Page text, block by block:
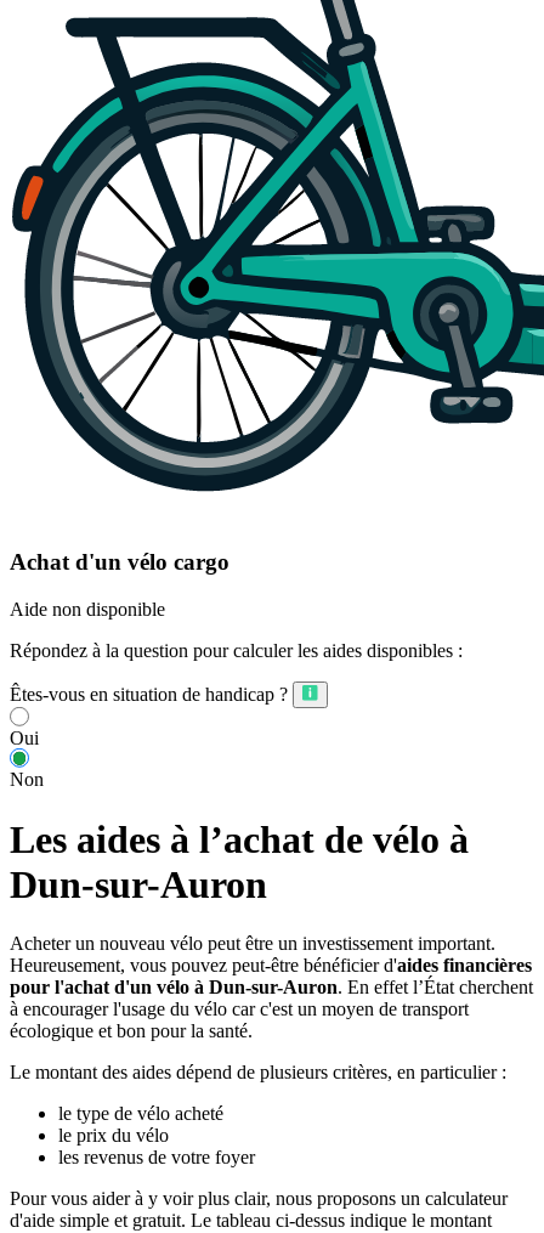
Achat d'un vélo cargo
Aide non disponible
Répondez à la question pour calculer les aides disponibles :
Êtes-vous en situation de handicap ?
Oui
Non
Les aides à l’achat de vélo à
Dun-sur-Auron
Acheter un nouveau vélo peut être un investissement important.
Heureusement, vous pouvez peut-être bénéficier d'aides financières
pour l'achat d'un vélo à Dun-sur-Auron. En effet l’État cherchent
à encourager l'usage du vélo car c'est un moyen de transport
écologique et bon pour la santé.
Le montant des aides dépend de plusieurs critères, en particulier :
le type de vélo acheté
le prix du vélo
les revenus de votre foyer
Pour vous aider à y voir plus clair, nous proposons un calculateur
d'aide simple et gratuit. Le tableau ci-dessus indique le montant